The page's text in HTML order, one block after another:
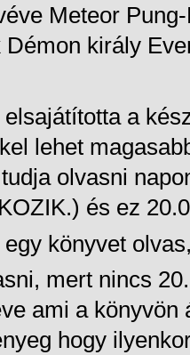
Meteor
Démon király
a
lehet
olvasni
és ez
könyvet
mert nincs
ami a
hogy